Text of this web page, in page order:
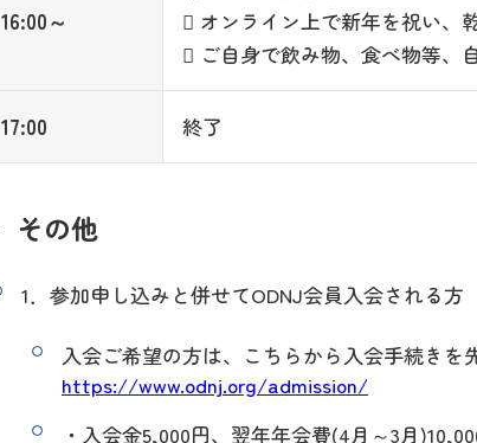
16:00～
 オンライン上で新年を祝い、
 ご自身で飲み物、食べ物等、
17:00 終了
その他
1．参加申し込みと併せてODNJ会員入会される方
入会ご希望の方は、こちらから入会手続きを
https://www.odnj.org/admission/
・入会金5,000円、翌年年会費(4月～3月